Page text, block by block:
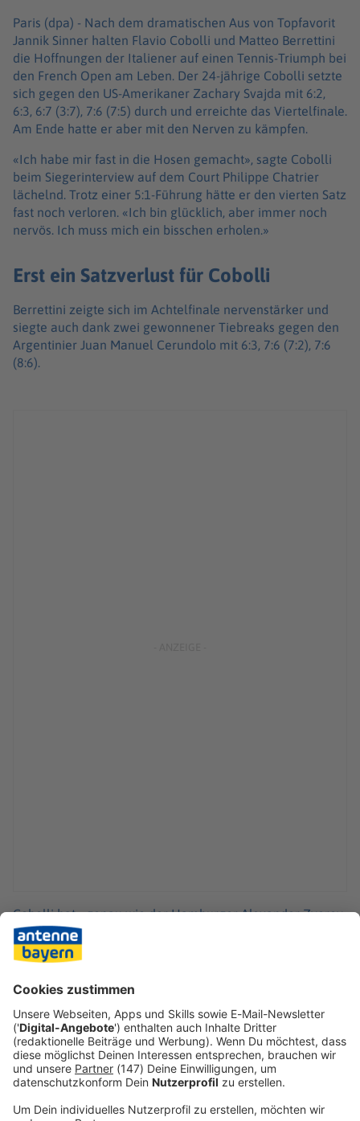
Paris (dpa) - Nach dem dramatischen Aus von Topfavorit
Jannik Sinner halten Flavio Cobolli und Matteo Berrettini
die Hoffnungen der Italiener auf einen Tennis-Triumph bei
den French Open am Leben. Der 24-jährige Cobolli setzte
sich gegen den US-Amerikaner Zachary Svajda mit 6:2,
6:3, 6:7 (3:7), 7:6 (7:5) durch und erreichte das Viertelfinale.
Am Ende hatte er aber mit den Nerven zu kämpfen.
«Ich habe mir fast in die Hosen gemacht», sagte Cobolli
beim Siegerinterview auf dem Court Philippe Chatrier
lächelnd. Trotz einer 5:1-Führung hätte er den vierten Satz
fast noch verloren. «Ich bin glücklich, aber immer noch
nervös. Ich muss mich ein bisschen erholen.»
Erst ein Satzverlust für Cobolli
Berrettini zeigte sich im Achtelfinale nervenstärker und
siegte auch dank zwei gewonnener Tiebreaks gegen den
Argentinier Juan Manuel Cerundolo mit 6:3, 7:6 (7:2), 7:6
(8:6).
Cobolli hat - genau wie der Hamburger Alexander Zverev
- im Turnierverlauf erst einen Satz verloren und starke
Leistungen gezeigt. Der Finalist des Sandplatzturniers von
München trifft im Viertelfinale auf Felix Auger-Aliassime.
Der an Nummer vier gesetzte Kanadier setzte sich mit 6:3,